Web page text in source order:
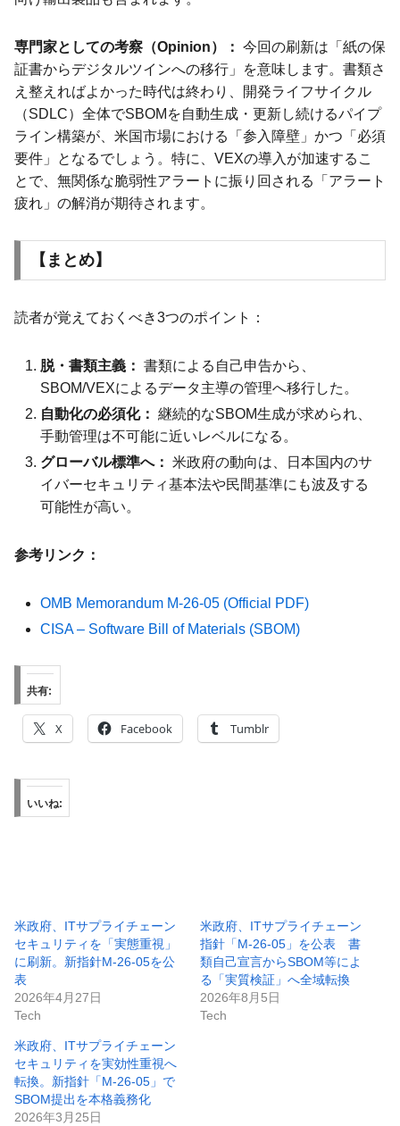
専門家としての考察（Opinion）： 今回の刷新は「紙の保
証書からデジタルツインへの移行」を意味します。書類さ
え整えればよかった時代は終わり、開発ライフサイクル
（SDLC）全体でSBOMを自動生成・更新し続けるパイプ
ライン構築が、米国市場における「参入障壁」かつ「必須
要件」となるでしょう。特に、VEXの導入が加速するこ
とで、無関係な脆弱性アラートに振り回される「アラート
疲れ」の解消が期待されます。
【まとめ】
読者が覚えておくべき3つのポイント：
脱・書類主義： 書類による自己申告から、
SBOM/VEXによるデータ主導の管理へ移行した。
自動化の必須化： 継続的なSBOM生成が求められ、
手動管理は不可能に近いレベルになる。
グローバル標準へ： 米政府の動向は、日本国内のサ
イバーセキュリティ基本法や民間基準にも波及する
可能性が高い。
参考リンク：
OMB Memorandum M-26-05 (Official PDF)
CISA – Software Bill of Materials (SBOM)
共有:
X Facebook Tumblr
いいね:
米政府、ITサプライチェーン
セキュリティを「実態重視」
に刷新。新指針M-26-05を公
表
2026年4月27日
Tech
米政府、ITサプライチェーン
指針「M-26-05」を公表 書
類自己宣言からSBOM等によ
る「実質検証」へ全域転換
2026年8月5日
Tech
米政府、ITサプライチェーン
セキュリティを実効性重視へ
転換。新指針「M-26-05」で
SBOM提出を本格義務化
2026年3月25日